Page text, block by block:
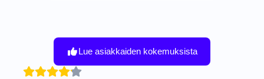
Lue asiakkaiden kokemuksista